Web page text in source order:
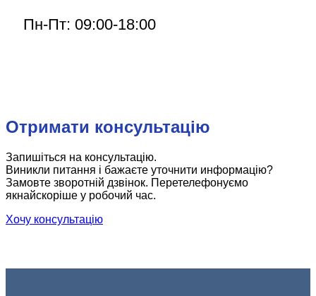
Пн-Пт: 09:00-18:00
Отримати консультацію
Запишіться на консультацію.
Виникли питання і бажаєте уточнити информацію?
Замовте зворотній дзвінок. Перетелефонуємо
якнайскоріше у робочий час.
Хочу консультацію